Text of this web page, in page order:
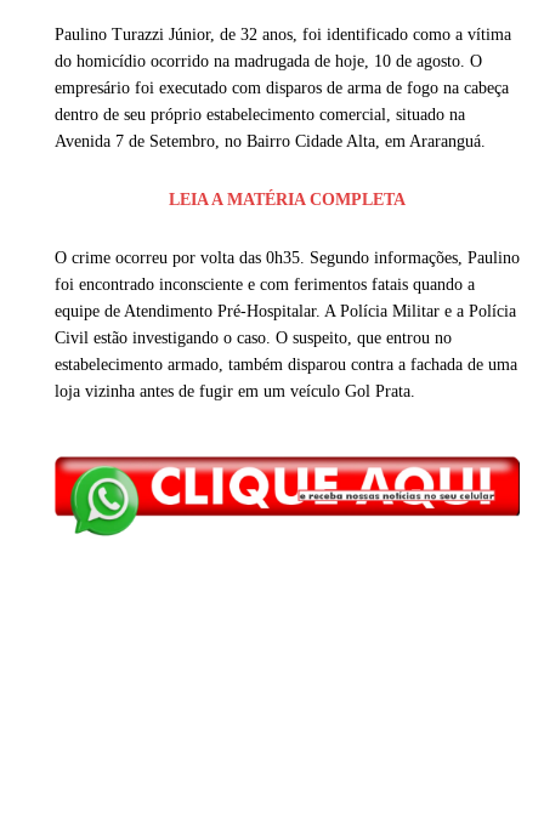
Paulino Turazzi Júnior, de 32 anos, foi identificado como a vítima
do homicídio ocorrido na madrugada de hoje, 10 de agosto. O
empresário foi executado com disparos de arma de fogo na cabeça
dentro de seu próprio estabelecimento comercial, situado na
Avenida 7 de Setembro, no Bairro Cidade Alta, em Araranguá.
LEIA A MATÉRIA COMPLETA
O crime ocorreu por volta das 0h35. Segundo informações, Paulino
foi encontrado inconsciente e com ferimentos fatais quando a
equipe de Atendimento Pré-Hospitalar. A Polícia Militar e a Polícia
Civil estão investigando o caso. O suspeito, que entrou no
estabelecimento armado, também disparou contra a fachada de uma
loja vizinha antes de fugir em um veículo Gol Prata.